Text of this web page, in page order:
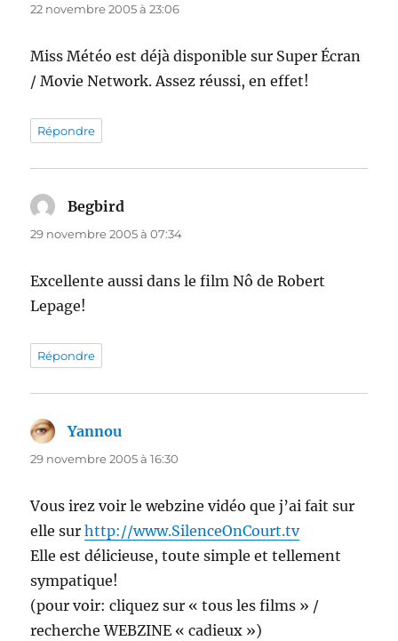
22 novembre 2005 à 23:06
Miss Météo est déjà disponible sur Super Écran
/ Movie Network. Assez réussi, en effet!
Répondre
Begbird
29 novembre 2005 à 07:34
Excellente aussi dans le film Nô de Robert
Lepage!
Répondre
Yannou
29 novembre 2005 à 16:30
Vous irez voir le webzine vidéo que j’ai fait sur
elle surhttp://www.SilenceOnCourt.tv
Elle est délicieuse, toute simple et tellement
sympatique!
(pour voir: cliquez sur « tous les films » /
recherche WEBZINE « cadieux »)